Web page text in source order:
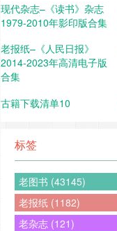
现代杂志–《读书》杂志
1979-2010年影印版合集
老报纸–《人民日报》
2014-2023年高清电子版
合集
古籍下载清单10
标签
老图书 (43145)
老报纸 (1182)
老杂志 (121)